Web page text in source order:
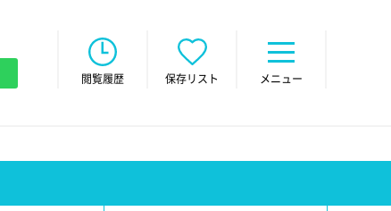
閲覧履歴 保存リスト メニュー